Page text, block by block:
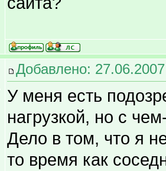
Добавлено:
У меня есть
нагрузкой, но с
Дело в том, что я
то время как